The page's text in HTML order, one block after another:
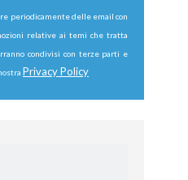
periodicamente delle email con
relative ai temi che tratta
condivisi con terze parti e
Privacy Policy